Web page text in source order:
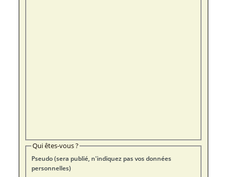
Qui êtes-vous ?
Pseudo (sera publié, n'indiquez pas vos données
personnelles)